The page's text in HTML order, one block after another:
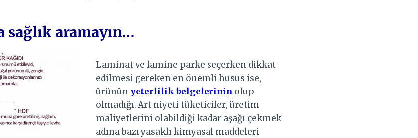
sağlık aramayın…
Laminat ve lamine parke seçerken dikkat
edilmesi gereken en önemli husus ise,
ürünün yeterlilik belgelerinin olup
olmadığı. Art niyeti tüketiciler, üretim
maliyetlerini olabildiği kadar aşağı çekmek
adına bazı yasaklı kimyasal maddeleri